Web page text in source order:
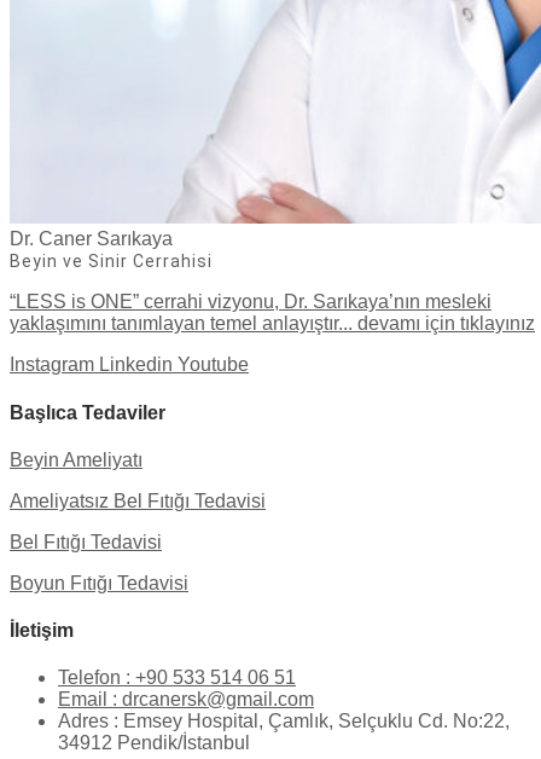
Dr. Caner Sarıkaya
Beyin ve Sinir Cerrahisi
“LESS is ONE” cerrahi vizyonu, Dr. Sarıkaya’nın mesleki
yaklaşımını tanımlayan temel anlayıştır... devamı için tıklayınız
Instagram Linkedin Youtube
Başlıca Tedaviler
Beyin Ameliyatı
Ameliyatsız Bel Fıtığı Tedavisi
Bel Fıtığı Tedavisi
Boyun Fıtığı Tedavisi
İletişim
Telefon : +90 533 514 06 51
Email : drcanersk@gmail.com
Adres : Emsey Hospital, Çamlık, Selçuklu Cd. No:22,
34912 Pendik/İstanbul